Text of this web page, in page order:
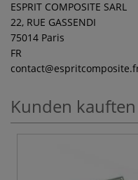
ESPRIT COMPOSITE SARL
22, RUE GASSENDI
75014 Paris
FR
contact
Kunden